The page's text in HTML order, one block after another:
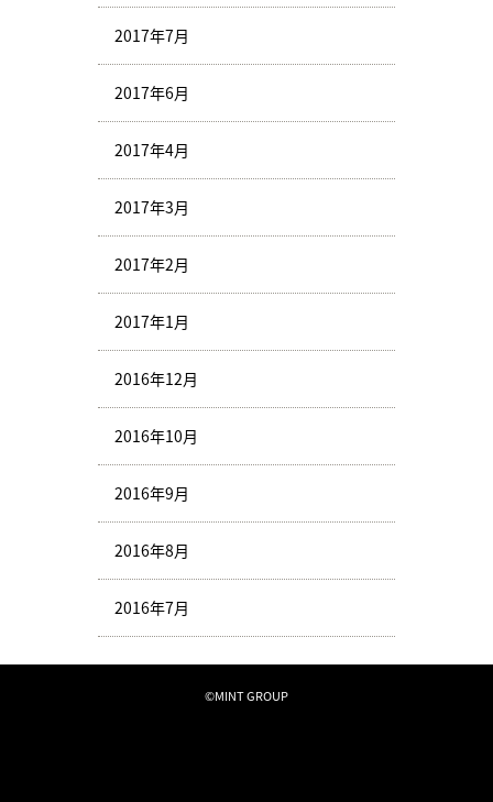
2017年7月
2017年6月
2017年4月
2017年3月
2017年2月
2017年1月
2016年12月
2016年10月
2016年9月
2016年8月
2016年7月
©MINT GROUP